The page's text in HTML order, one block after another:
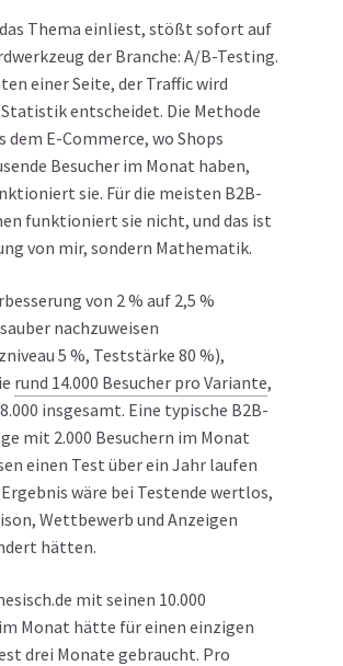
Thema einliest, stößt sofort auf
der Branche: A/B-Testing.
einer Seite, der Traffic wird
entscheidet. Die Methode
dem E-Commerce, wo Shops
Besucher im Monat haben,
sie. Für die meisten B2B-
funktioniert sie nicht, und das ist
von mir, sondern Mathematik.
von 2 % auf 2,5 %
nachzuweisen
5 %, Teststärke 80 %),
rund 14.000 Besucher pro Variante,
insgesamt. Eine typische B2B-
mit 2.000 Besuchern im Monat
einen Test über ein Jahr laufen
Ergebnis wäre bei Testende wertlos,
Wettbewerb und Anzeigen
hätten.
mit seinen 10.000
Monat hätte für einen einzigen
drei Monate gebraucht. Pro